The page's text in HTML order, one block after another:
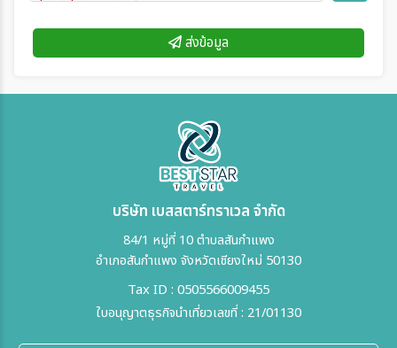
ส่งข้อมูล
บริษัท เบสสตาร์ทราเวล จำกัด
84/1 หมู่ที่ 10 ตำบลสันกำแพง
อำเภอสันกำแพง จังหวัดเชียงใหม่ 50130
Tax ID : 0505566009455
ใบอนุญาตธุรกิจนำเที่ยวเลขที่ : 21/01130